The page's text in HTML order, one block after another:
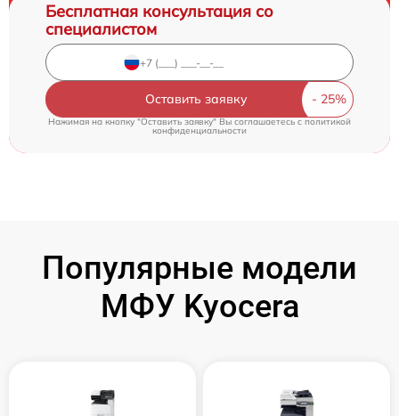
Бесплатная консультация со
специалистом
Оставить заявку
Нажимая на кнопку "Оставить заявку" Вы соглашаетесь c политикой
конфиденциальности
Популярные модели
МФУ Kyocera